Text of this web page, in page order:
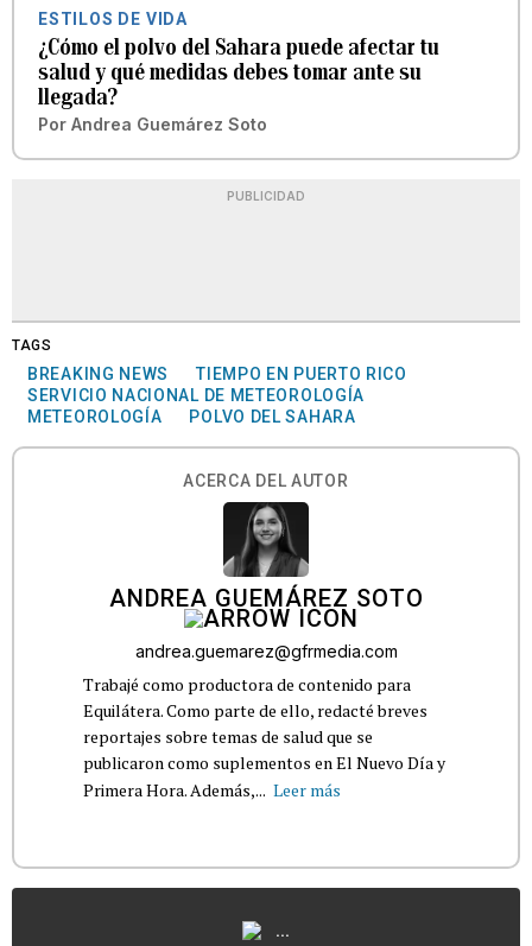
ESTILOS DE VIDA
¿Cómo el polvo del Sahara puede afectar tu
salud y qué medidas debes tomar ante su
llegada?
Por Andrea Guemárez Soto
PUBLICIDAD
TAGS
BREAKING NEWS
TIEMPO EN PUERTO RICO
SERVICIO NACIONAL DE METEOROLOGÍA
METEOROLOGÍA
POLVO DEL SAHARA
ACERCA DEL AUTOR
ANDREA GUEMÁREZ SOTO
andrea.guemarez@gfrmedia.com
Trabajé como productora de contenido para
Equilátera. Como parte de ello, redacté breves
reportajes sobre temas de salud que se
publicaron como suplementos en El Nuevo Día y
Primera Hora. Además,... Leer más
...